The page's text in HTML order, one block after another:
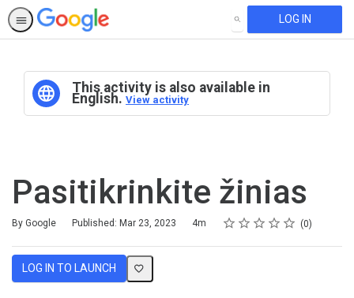
SEARCH LOG IN
This activity is also available in
English. View activity
Pasitikrinkite žinias
By Google Published: Mar 23, 2023
Duration 4m Rating
1 star
2 stars
3 stars
4 stars
5 stars
Average rating: 0 0
No reviews
LOG IN TO LAUNCH